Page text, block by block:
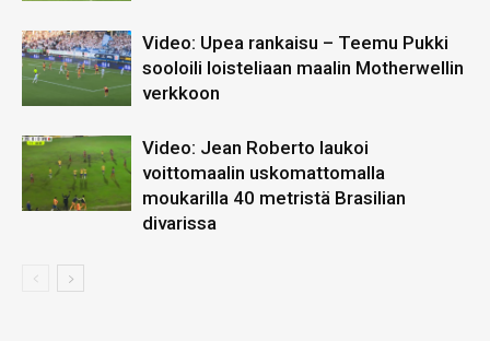
Video: Upea rankaisu – Teemu Pukki
sooloili loisteliaan maalin Motherwellin
verkkoon
Video: Jean Roberto laukoi
voittomaalin uskomattomalla
moukarilla 40 metristä Brasilian
divarissa